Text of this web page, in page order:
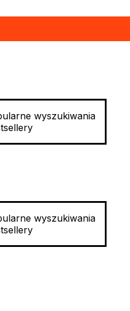
wyszukiwania
wyszukiwania